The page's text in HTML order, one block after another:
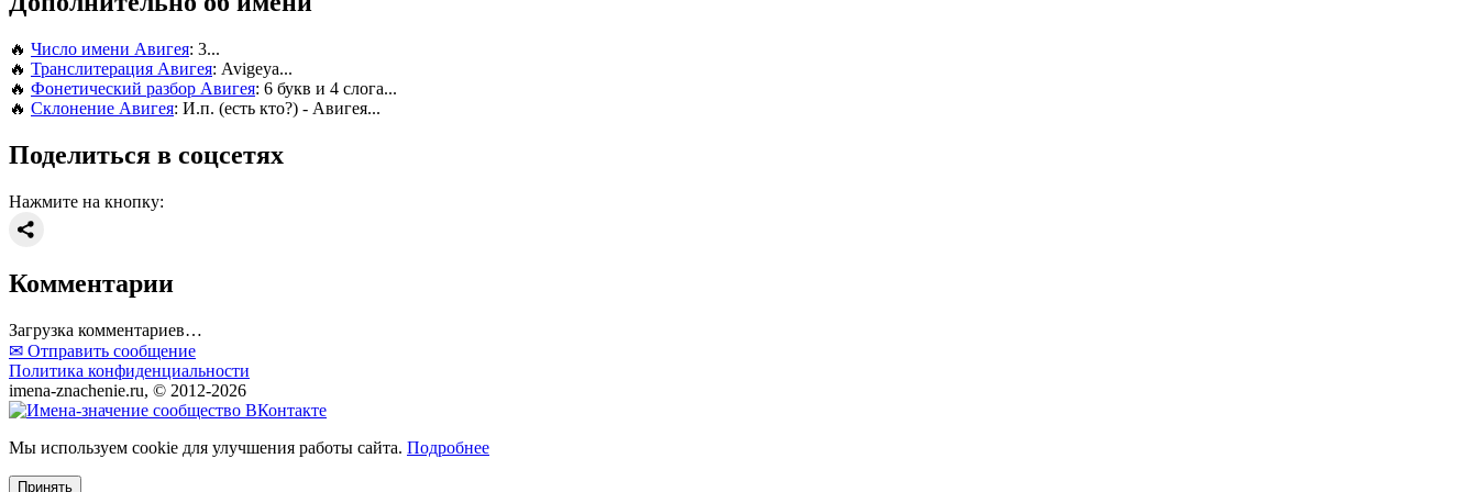
🔥 Число имени Авигея: 3...
🔥 Транслитерация Авигея: Avigeya...
🔥 Фонетический разбор Авигея: 6 букв и 4 слога...
🔥 Склонение Авигея: И.п. (есть кто?) - Авигея...
Поделиться в соцсетях
Нажмите на кнопку:
Комментарии
Загрузка комментариев…
✉ Отправить сообщение
Политика конфиденциальности
imena-znachenie.ru, © 2012-2026
Мы используем cookie для улучшения работы сайта. Подробнее
Принять